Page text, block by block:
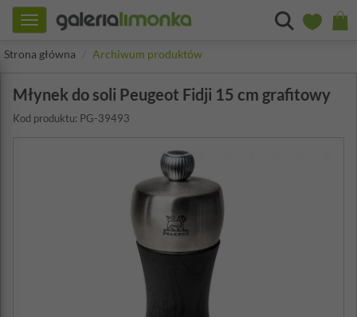
Toggle
navigation
Strona główna
Archiwum produktów
Młynek do soli Peugeot Fidji 15 cm grafitowy
Kod produktu: PG-39493